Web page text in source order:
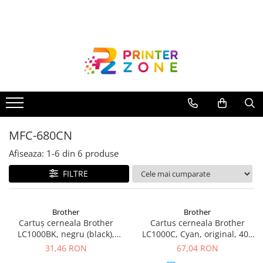
Imprimante cu jet
Multifunctionale laser
Multifunctionale cu jet
Imprimante etichete
Imprimante termice
Scanere
Accesorii imprimante
Accesorii multifunctionale
MFC-680CN
Afiseaza: 1-6 din 6 produse
FILTRE
Brother
Cartuș cerneala Brother
LC1000BK, negru (black),
original, 500 pagini
31,46 RON
Brother
Cartus cerneala Brother
LC1000C, Cyan, original, 400
pagini
67,04 RON